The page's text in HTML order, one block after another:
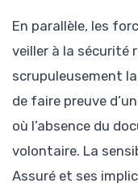
En parallèle, les
veiller à la sécurité
scrupuleusement
de faire preuve
où l’absence du
volontaire. La
Assuré et ses